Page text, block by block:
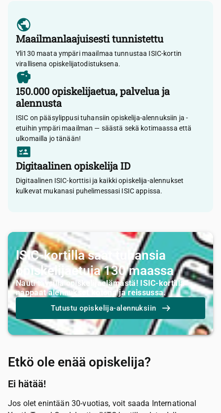
Maailmanlaajuisesti tunnistettu
Yli130 maata ympäri maailmaa tunnustaa ISIC-kortin
virallisena opiskelijatodistuksena.
150.000 opiskelijaetua, palvelua ja
alennusta
ISIC on pääsylippusi tuhansiin opiskelija-alennuksiin ja -
etuihin ympäri maailman — säästä sekä kotimaassa että
ulkomailla jo tänään!
Digitaalinen opiskelija ID
Digitaalinen ISIC-korttisi ja kaikki opiskelija-alennukset
kulkevat mukanasi puhelimessasi ISIC appissa.
ISIC-kortilla saat tuhansia
opiskelijaetuja 130 maassa
Nauti täysillä opiskelijaelämästä! ISIC-kortilla
nappaat alennukset kotona ja reissussa.
Tutustu opiskelija-alennuksiin
Etkö ole enää opiskelija?
Ei hätää!
Jos olet enintään 30-vuotias, voit saada International